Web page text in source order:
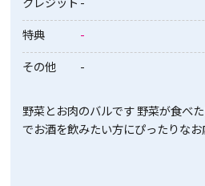
特典
-
その他
-
野菜とお肉のバルです 野菜が食べ
でお酒を飲みたい方にぴったりなお